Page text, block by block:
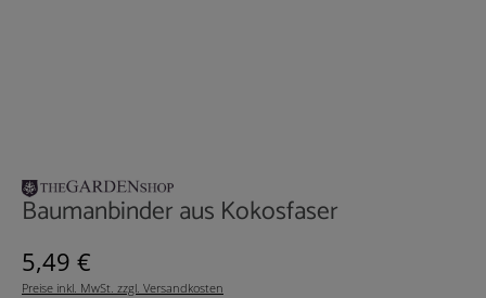
Baumanbinder aus Kokosfaser
Regulärer Preis:
5,49 €
Preise inkl. MwSt. zzgl. Versandkosten